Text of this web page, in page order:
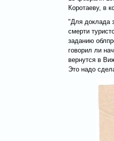
Коротаеву, в
"Для доклада
смерти
заданию
говорил ли
вернутся в
Это надо